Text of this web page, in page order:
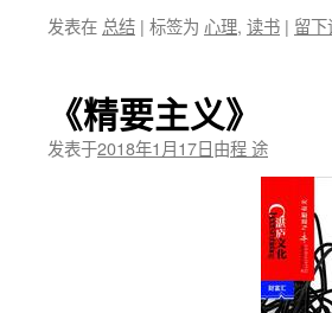
发表在 总结 | 标签为 心理, 读书 | 留
《精要主义》
发表于2018年1月17日由程 途